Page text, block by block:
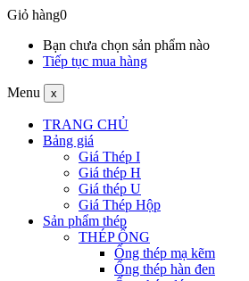
Giỏ hàng0
Bạn chưa chọn sản phẩm nào
Tiếp tục mua hàng
Menu x
TRANG CHỦ
Bảng giá
Giá Thép I
Giá thép H
Giá thép U
Giá Thép Hộp
Sản phẩm thép
THÉP ỐNG
Ống thép mạ kẽm
Ống thép hàn đen